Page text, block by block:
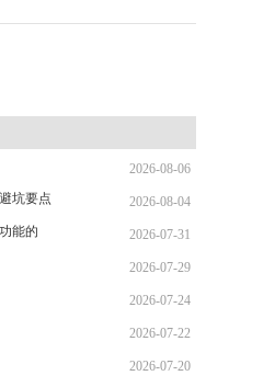
2026-08-06
2026-08-04
坑要点
2026-07-31
能的
2026-07-29
2026-07-24
2026-07-22
2026-07-20